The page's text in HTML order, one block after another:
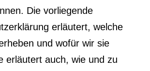
Die vorliegende
erläutert, welche
und wofür wir sie
erläutert auch, wie und zu